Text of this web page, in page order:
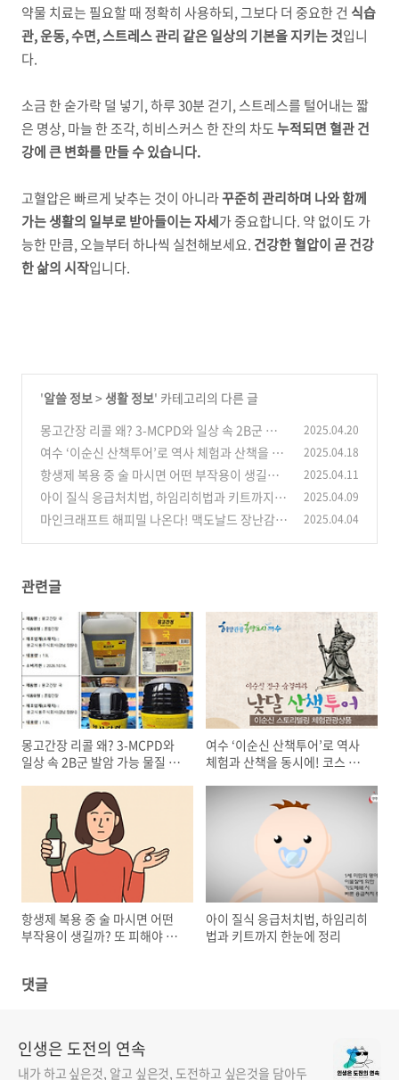
약물 치료는 필요할 때 정확히 사용하되, 그보다 더 중요한 건 식습
관, 운동, 수면, 스트레스 관리 같은 일상의 기본을 지키는 것입니
다.
소금 한 숟가락 덜 넣기, 하루 30분 걷기, 스트레스를 털어내는 짧
은 명상, 마늘 한 조각, 히비스커스 한 잔의 차도누적되면 혈관 건
강에 큰 변화를 만들 수 있습니다.
고혈압은 빠르게 낮추는 것이 아니라꾸준히 관리하며 나와 함께
가는 생활의 일부로 받아들이는 자세가 중요합니다. 약 없이도 가
능한 만큼, 오늘부터 하나씩 실천해보세요. 건강한 혈압이 곧 건강
한 삶의 시작입니다.
'알쓸 정보> 생활 정보' 카테고리의 다른 글
몽고간장 리콜 왜? 3-MCPD와 일상 속 2B군 발
암 가능 물질 바로 알기 (1)
2025.04.20
여수 ‘이순신 산책투어’로 역사 체험과 산책을 동
시에! 코스 신청방법 안내
(1)
2025.04.18
항생제 복용 중 술 마시면 어떤 부작용이 생길까?
또 피해야 하는 음식은? (1)
2025.04.11
아이 질식 응급처치법, 하임리히법과 키트까지
한눈에 정리 (0)
2025.04.09
마인크래프트 해피밀 나온다! 맥도날드 장난감
2025.04.04
관련글
몽고간장 리콜 왜? 3-MCPD와
일상 속 2B군 발암 가능 물질 바
여수 ‘이순신 산책투어’로 역사
체험과 산책을 동시에! 코스 신
항생제 복용 중 술 마시면 어떤
부작용이 생길까? 또 피해야 하
아이 질식 응급처치법, 하임리히
법과 키트까지 한눈에 정리
댓글
인생은 도전의 연속
내가 하고 싶은것, 알고 싶은것, 도전하고 싶은것을 담아두